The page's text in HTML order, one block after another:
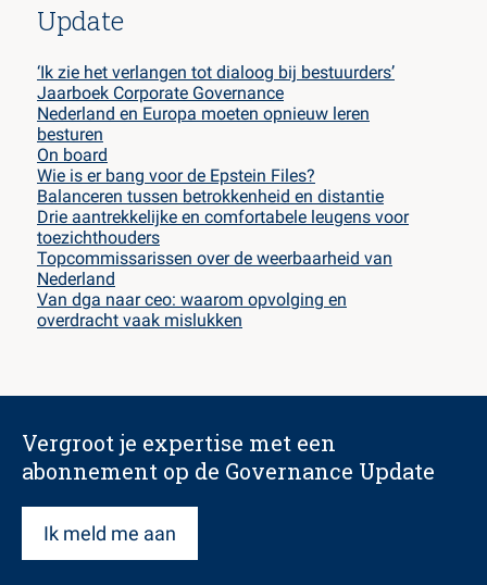
Update
‘Ik zie het verlangen tot dialoog bij bestuurders’
Jaarboek Corporate Governance
Nederland en Europa moeten opnieuw leren
besturen
On board
Wie is er bang voor de Epstein Files?
Balanceren tussen betrokkenheid en distantie
Drie aantrekkelijke en comfortabele leugens voor
toezichthouders
Topcommissarissen over de weerbaarheid van
Nederland
Van dga naar ceo: waarom opvolging en
overdracht vaak mislukken
Vergroot je expertise met een
abonnement op de Governance Update
Ik meld me aan